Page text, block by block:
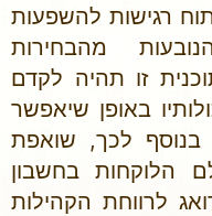
רגישות להשפעות
מהבחירות
זו תהיה לקדם
באופן שיאפשר
בנוסף לכך, שואפת
הלוקחות בחשבון
לרווחת הקהילות